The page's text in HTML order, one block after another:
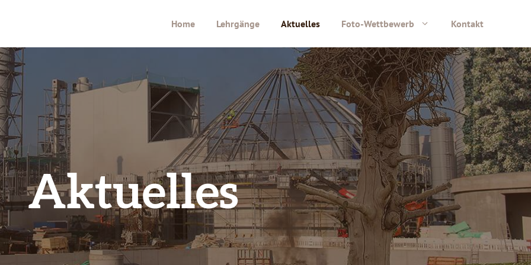
Home Lehrgänge Aktuelles Foto-Wettbewerb Kontakt
Aktuelles